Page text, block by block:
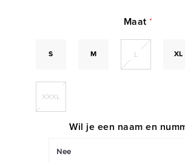
Maat*
S M L XL
XXXL
Wil je een naam en